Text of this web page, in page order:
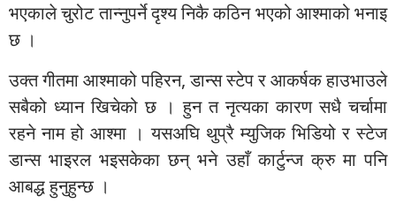
भएकाले चुरोट तान्नुपर्ने दृश्य निकै कठिन भएको आश्माको भनाइ
छ ।
उक्त गीतमा आश्माको पहिरन, डान्स स्टेप र आकर्षक हाउभाउले
सबैको ध्यान खिचेको छ । हुन त नृत्यका कारण सधै चर्चामा
रहने नाम हो आश्मा । यसअघि थुप्रै म्युजिक भिडियो र स्टेज
डान्स भाइरल भइसकेका छन् भने उहाँ कार्टुन्ज क्रु मा पनि
आबद्ध हुनुहुन्छ ।